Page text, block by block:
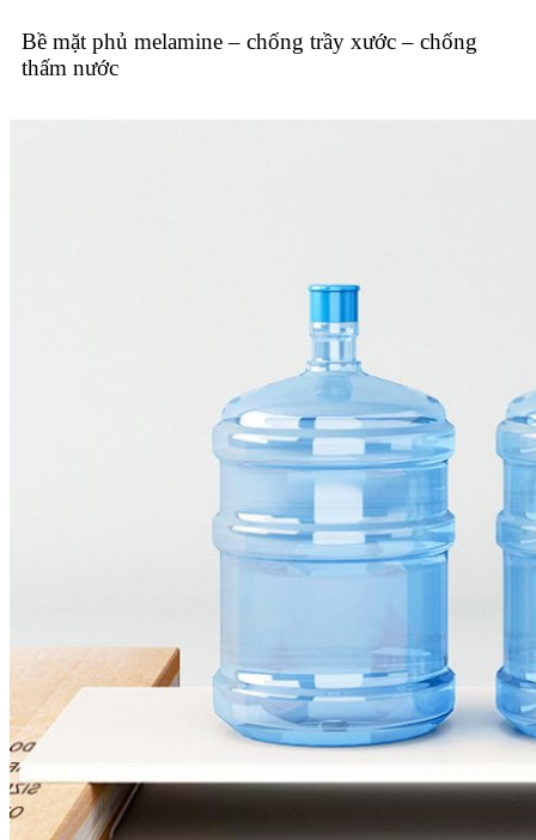
Bề mặt phủ melamine – chống trầy xước – chống
thấm nước